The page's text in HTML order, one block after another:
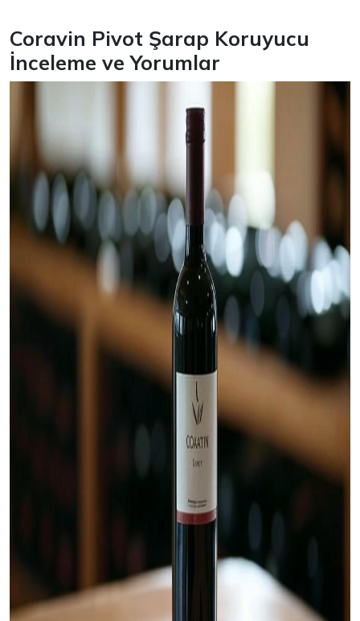
Coravin Pivot Şarap Koruyucu
İnceleme ve Yorumlar